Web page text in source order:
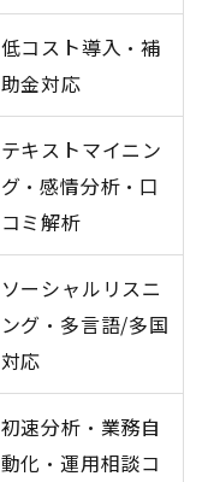
低コスト導入・補
助金対応
テキストマイニン
グ・感情分析・口
コミ解析
ソーシャルリスニ
ング・多言語/多国
対応
初速分析・業務自
動化・運用相談コ